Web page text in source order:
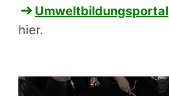
Umweltbildungsportal
hier.